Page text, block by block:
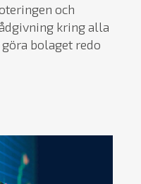
och
kring alla
bolaget redo